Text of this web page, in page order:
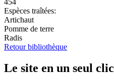
Espèces traîtées:
Artichaut
Pomme de terre
Radis
Retour bibliothèque
Le site en un seul clic